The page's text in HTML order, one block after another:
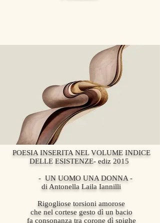
POESIA INSERITA NEL VOLUME INDICE
DELLE ESISTENZE- ediz 2015
- UN UOMO UNA DONNA -
di Antonella Laila Iannilli
Rigogliose torsioni amorose
che nel cortese gesto dì un bacio
fa consonanza tra corone dì spighe